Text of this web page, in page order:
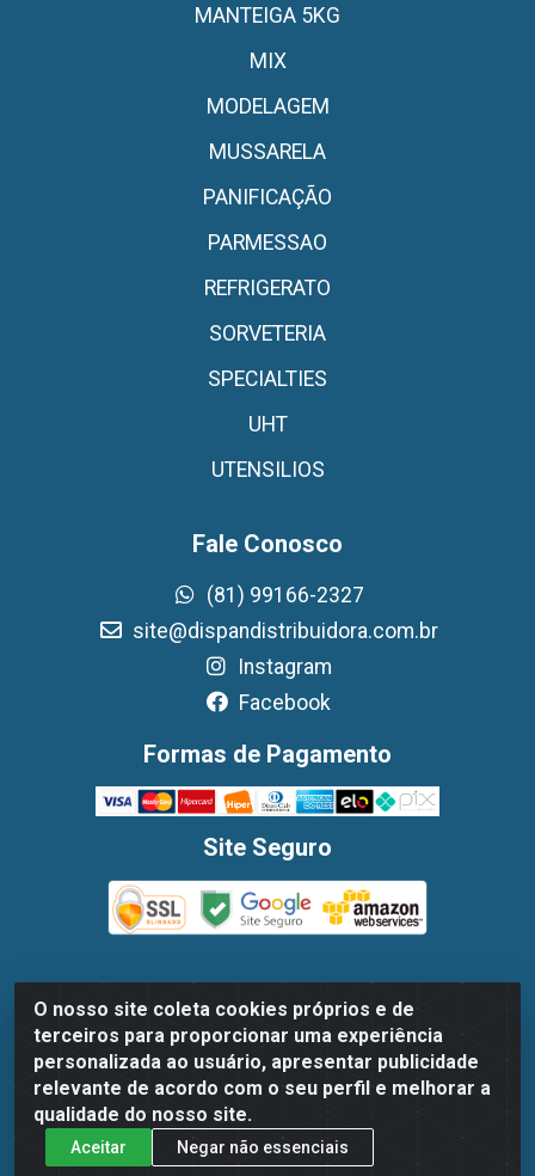
O nosso site coleta cookies próprios e de
terceiros para proporcionar uma experiência
personalizada ao usuário, apresentar publicidade
relevante de acordo com o seu perfil e melhorar a
qualidade do nosso site.
Aceitar
Negar não essenciais
MANTEIGA 5KG
MIX
MODELAGEM
MUSSARELA
PANIFICAÇÃO
PARMESSAO
REFRIGERATO
SORVETERIA
SPECIALTIES
UHT
UTENSILIOS
Fale Conosco
(81) 99166-2327
site@dispandistribuidora.com.br
Instagram
Facebook
Formas de Pagamento
Site Seguro
Dispan Distribuidora de Alimentos LTDA - Avenida
Marechal Mascarenhas De Moraes, 1048- Imbiribeira,
Recife/PE - CEP 51.170-000 - CNPJ 30.779.584/0003-78